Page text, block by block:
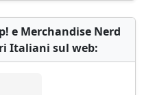
e Merchandise Nerd
Italiani sul web: